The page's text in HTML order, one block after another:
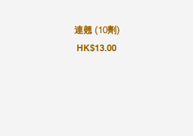
連翹 (10劑)
HK$13.00